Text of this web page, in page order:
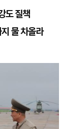
도 질책
물 차올라